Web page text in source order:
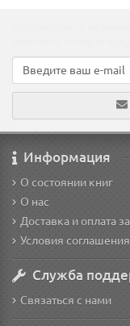
Информация
О состоянии книг
О нас
Доставка и оплата
Условия соглашения
Служба
Связаться с нами